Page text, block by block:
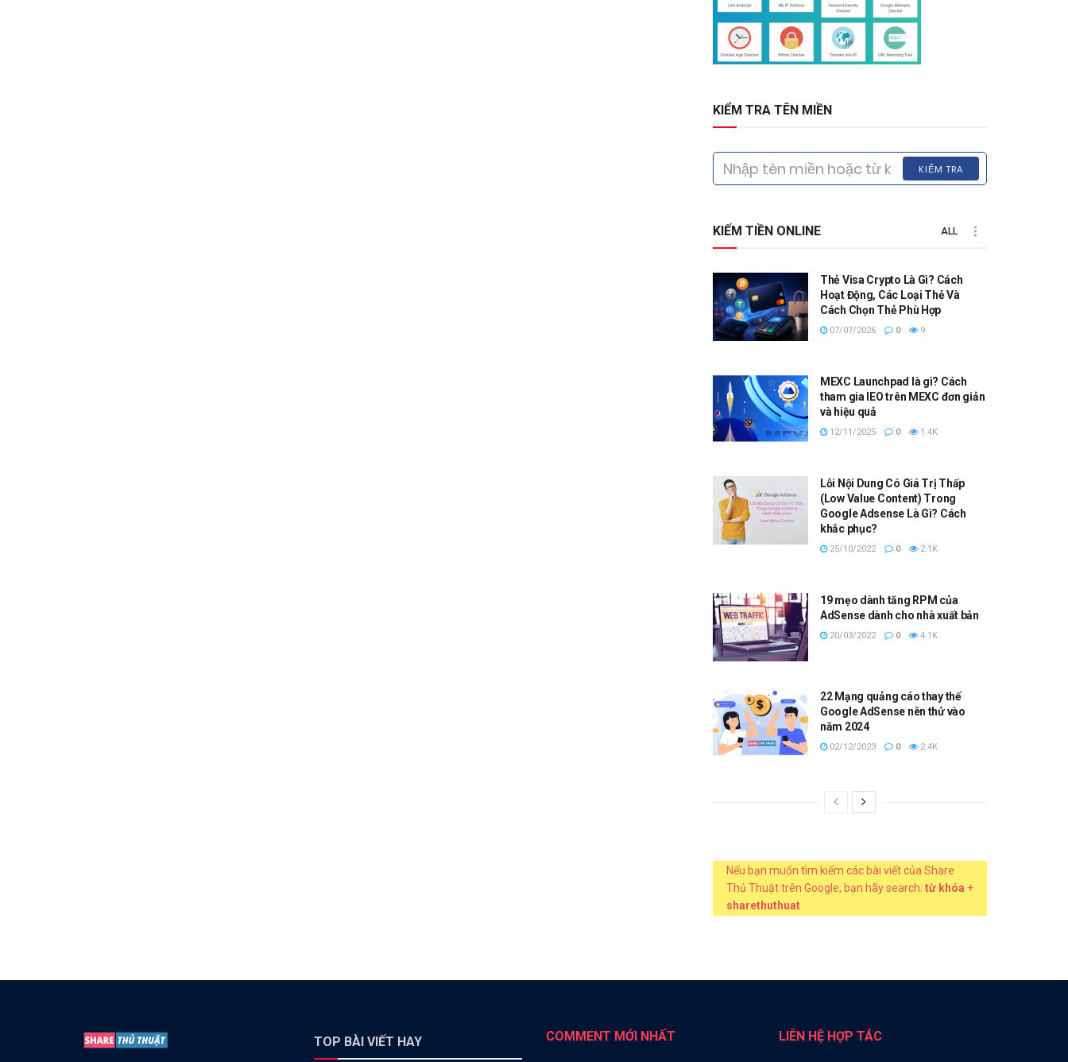
KIỂM TRA TÊN MIỀN
KIỂM TRA
KIẾM TIỀN ONLINE ALL
Thẻ Visa Crypto Là Gì? Cách
Hoạt Động, Các Loại Thẻ Và
Cách Chọn Thẻ Phù Hợp
07/07/2026 0 9
MEXC Launchpad là gì? Cách
tham gia IEO trên MEXC đơn giản
và hiệu quả
12/11/2025 0 1.4K
Lỗi Nội Dung Có Giá Trị Thấp
(Low Value Content) Trong
Google Adsense Là Gì? Cách
khắc phục?
25/10/2022 0 2.1K
19 mẹo dành tăng RPM của
AdSense dành cho nhà xuất bản
20/03/2022 0 4.1K
22 Mạng quảng cáo thay thế
Google AdSense nên thử vào
năm 2024
02/12/2023 0 2.4K
Nếu bạn muốn tìm kiếm các bài viết của Share
Thủ Thuật trên Google, bạn hãy search: từ khóa +
sharethuthuat
TOP BÀI VIẾT HAY COMMENT MỚI NHẤT LIÊN HỆ HỢP TÁC